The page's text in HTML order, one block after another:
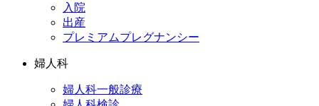
入院
出産
プレミアムプレグナンシー
婦人科
婦人科一般診療